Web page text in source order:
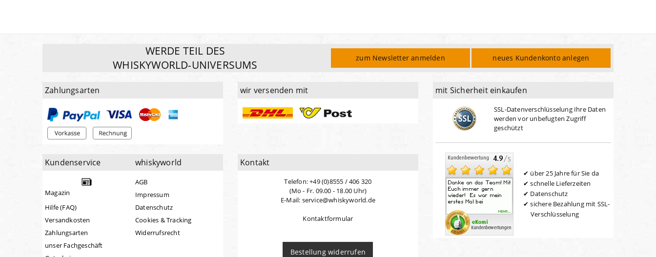
WERDE TEIL DES
WHISKYWORLD-UNIVERSUMS
zum Newsletter anmelden neues Kundenkonto anlegen
Zahlungsarten wir versenden mit
Kundenservice
Magazin
Hilfe (FAQ)
Versandkosten
Zahlungsarten
unser Fachgeschäft
whiskyworld
AGB
Impressum
Datenschutz
Cookies & Tracking
Widerrufsrecht
Kontakt
Telefon: +49 (0)8555 / 406 320
(Mo - Fr. 09.00 - 18.00 Uhr)
E-Mail: service@whiskyworld.de
Kontaktformular
Bestellung widerrufen
mit Sicherheit einkaufen
SSL-Datenverschlüsselung Ihre Daten
werden vor unbefugten Zugriff
geschützt
über 25 Jahre für Sie da
schnelle Lieferzeiten
Datenschutz
sichere Bezahlung mit SSL-
Verschlüsselung